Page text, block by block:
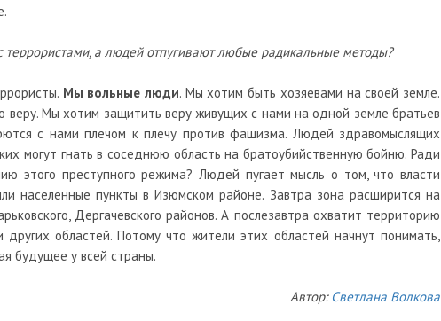
а людей отпугивают любые радикальные методы?
Мы вольные люди. Мы хотим быть хозяевами на своей земле.
Мы хотим защитить веру живущих с нами на одной земле братьев
с нами плечом к плечу против фашизма. Людей здравомыслящих
могут гнать в соседнюю область на братоубийственную бойню. Ради
этого преступного режима? Людей пугает мысль о том, что власти
населенные пункты в Изюмском районе. Завтра зона расширится на
Дергачевского районов. А послезавтра охватит территорию
других областей. Потому что жители этих областей начнут понимать,
будущее у всей страны.
Автор: Светлана Волкова